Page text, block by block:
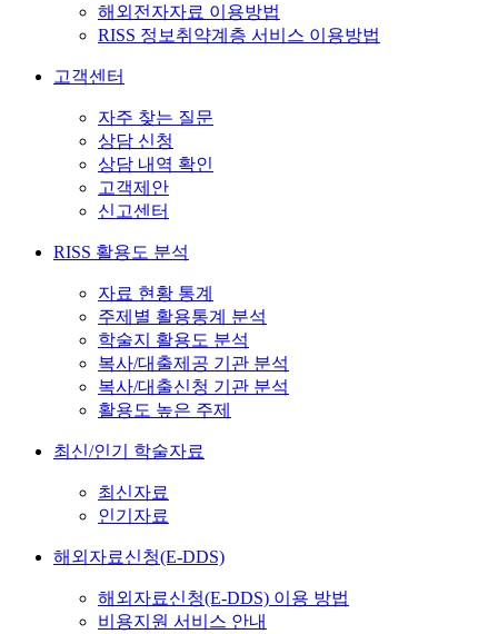
해외전자자료 이용방법
RISS 정보취약계층 서비스 이용방법
고객센터
자주 찾는 질문
상담 신청
상담 내역 확인
고객제안
신고센터
RISS 활용도 분석
자료 현황 통계
주제별 활용통계 분석
학술지 활용도 분석
복사/대출제공 기관 분석
복사/대출신청 기관 분석
활용도 높은 주제
최신/인기 학술자료
최신자료
인기자료
해외자료신청(E-DDS)
해외자료신청(E-DDS) 이용 방법
비용지원 서비스 안내